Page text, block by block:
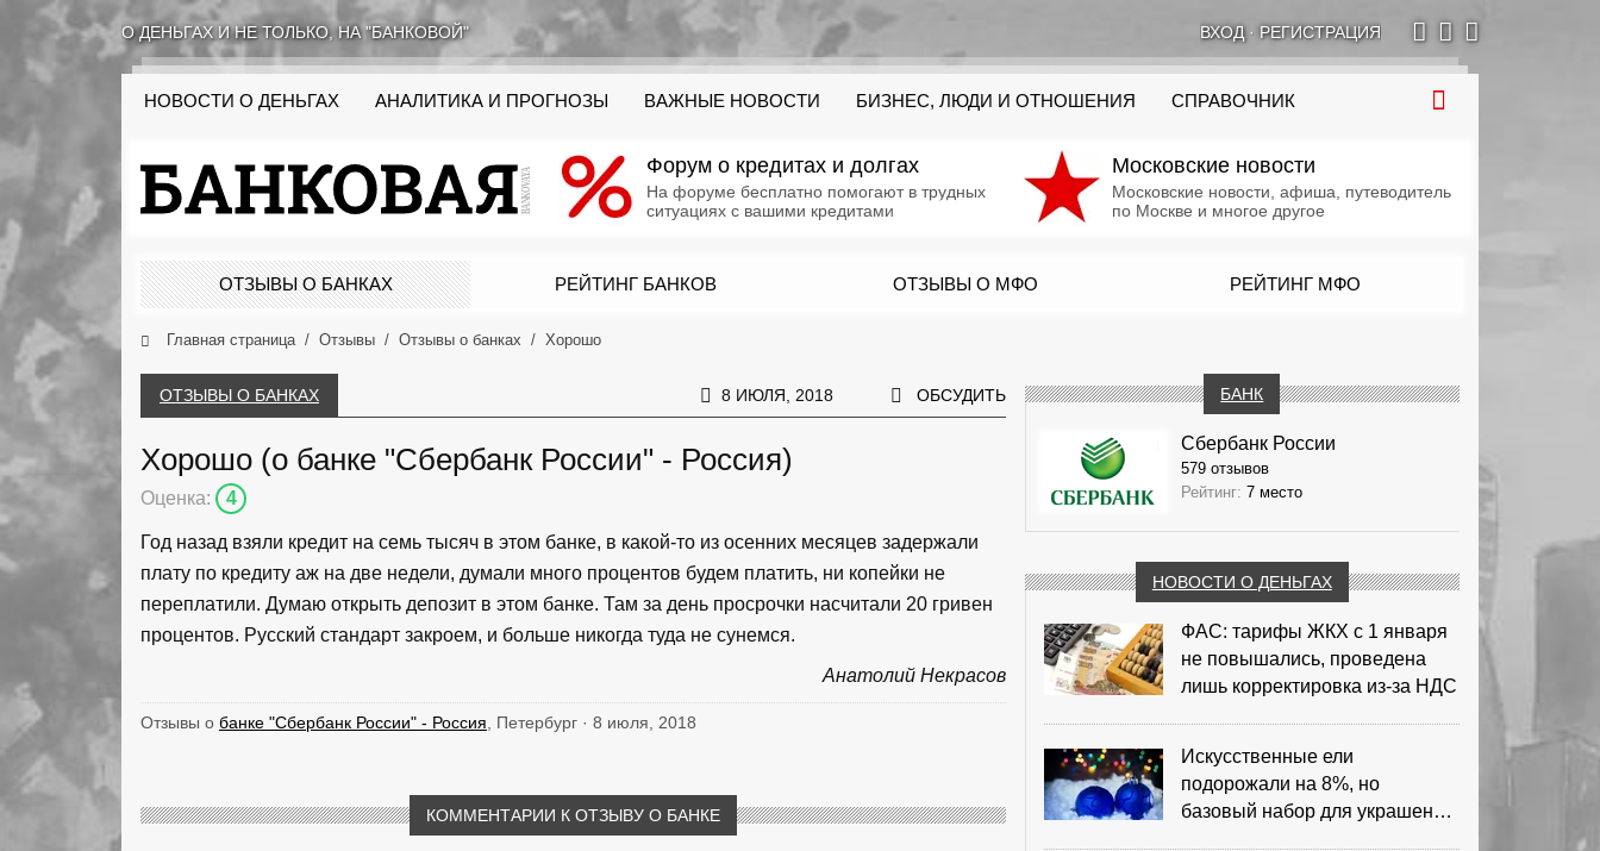
О ДЕНЬГАХ И НЕ ТОЛЬКО, НА "БАНКОВОЙ" ВХОД· РЕГИСТРАЦИЯ
НОВОСТИ О ДЕНЬГАХ АНАЛИТИКА И ПРОГНОЗЫ ВАЖНЫЕ НОВОСТИ БИЗНЕС, ЛЮДИ И ОТНОШЕНИЯ СПРАВОЧНИК
Форум о кредитах и долгах
На форуме бесплатно помогают в трудных
ситуациях с вашими кредитами
Московские новости
Московские новости, афиша, путеводитель
по Москве и многое другое
ОТЗЫВЫ О БАНКАХ РЕЙТИНГ БАНКОВ ОТЗЫВЫ О МФО РЕЙТИНГ МФО
Главная страница Отзывы Отзывы о банках Хорошо
ОТЗЫВЫ О БАНКАХ 8 ИЮЛЯ, 2018 ОБСУДИТЬ
Хорошо (о банке "Сбербанк России" - Россия)
Оценка: 4
Год назад взяли кредит на семь тысяч в этом банке, в какой-то из осенних месяцев задержали
плату по кредиту аж на две недели, думали много процентов будем платить, ни копейки не
переплатили. Думаю открыть депозит в этом банке. Там за день просрочки насчитали 20 гривен
процентов. Русский стандарт закроем, и больше никогда туда не сунемся.
Анатолий Некрасов
Отзывы о банке "Сбербанк России" - Россия , Петербург · 8 июля, 2018
КОММЕНТАРИИ К ОТЗЫВУ О БАНКЕ
БАНК
Сбербанк России
579 отзывов
Рейтинг: 7 место
НОВОСТИ О ДЕНЬГАХ
ФАС: тарифы ЖКХ с 1 января
не повышались, проведена
лишь корректировка из‑за НДС
Искусственные ели
подорожали на 8%, но
базовый набор для украшения